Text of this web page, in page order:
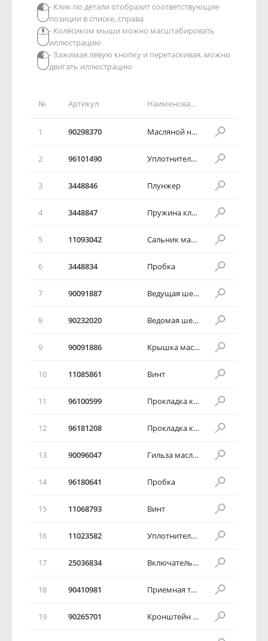
№ Артикул Наименование детали
1 90298370 Масляной насос
2 96101490 Уплотнительное кольцо коленвала
3 3448846 Плунжер
4 3448847 Пружина клапана
5 11093042 Сальник масляного насоса
6 3448834 Пробка
7 90091887 Ведущая шестерня масляного насоса
8 90232020 Ведомая шестерня масляного насоса
9 90091886 Крышка масляного насоса
10 11085861 Винт
11 96100599 Прокладка корпуса масляного насоса
12 96181208 Прокладка корпуса масляного насоса
13 90096047 Гильза масляного насос
14 96180641 Пробка
15 11068793 Винт
16 11023582 Уплотнительная шайба
17 25036834 Включатель давления масла
18 90410981 Приемная трубка масляного насоса
19 90265701 Кронштейн приемного трубопровода
- Клик по детали отобразит соответствующие
позиции в списке, справа
- Колёсиком мыши можно масштабировать
иллюстрацию
- Зажимая левую кнопку и перетаскивая, можно
двигать иллюстрацию